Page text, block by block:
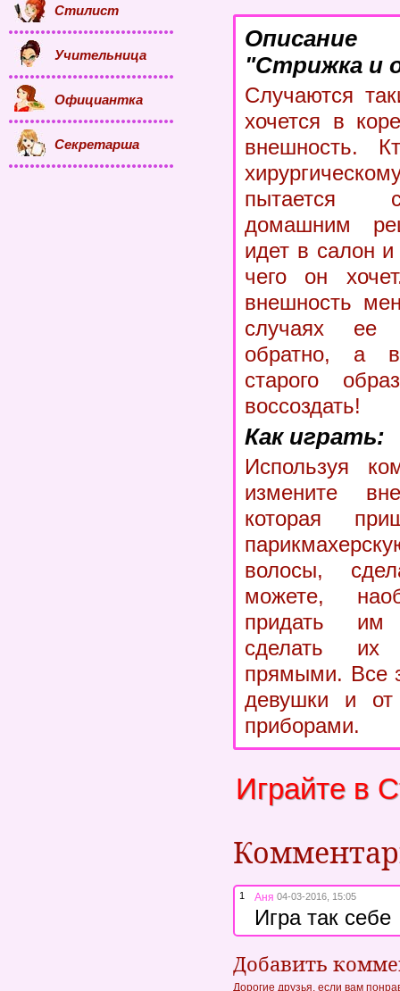
"Стрижка и
Случаются
хочется в
внешность.
пытается
домашним
идет в салон и
чего он
внешность
случаях ее
обратно, а
старого
воссоздать!
Как играть:
Используя
измените
которая
волосы,
можете,
придать
сделать их
прямыми. Все
девушки и от
приборами.
Играйте в
1 Аня 04-03-2016, 15:05
Игра так себе
Добавить
Дорогие друзья, если вам
Стилист
Учительница
Официантка
Секретарша